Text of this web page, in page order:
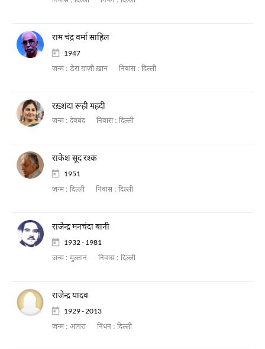
राम चंद्र वर्मा साहिल
1947
जन्म : डेरा ग़ाज़ी ख़ान निवास : दिल्ली
रख़्शंदा रूही महदी
जन्म : देवबंद निवास : दिल्ली
राकेश सूद रश्क
1951
जन्म : दिल्ली निवास : दिल्ली
राजेन्द्र मनचंदा बानी
1932 - 1981
जन्म : मुल्तान निवास : दिल्ली
राजेन्द्र यादव
1929 - 2013
जन्म : आगरा निधन : दिल्ली